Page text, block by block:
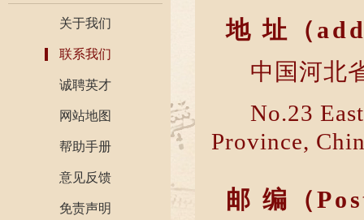
关于我们
联系我们
诚聘英才
网站地图
帮助手册
意见反馈
免责声明
地 址（
中国河北
No.23
Province,
邮 编（